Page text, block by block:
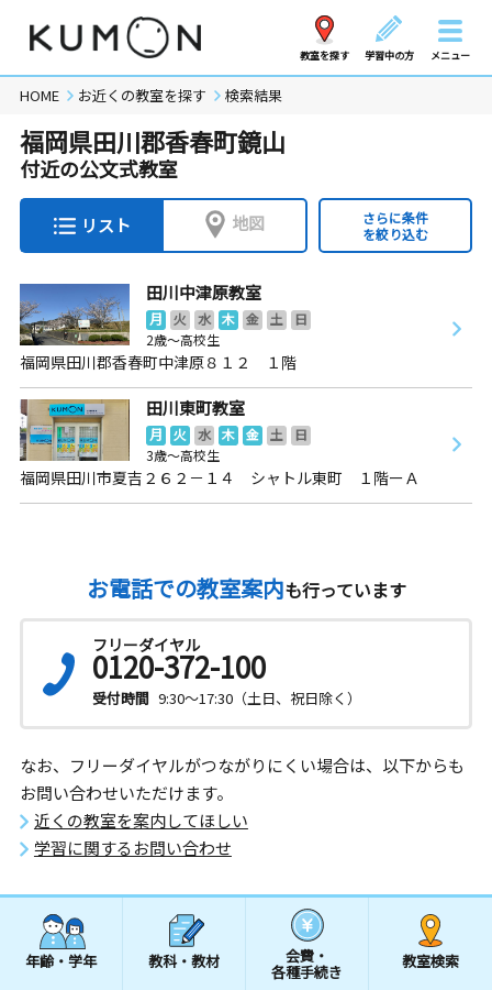
教室を探す 学習中の方 メニュー
HOME お近くの教室を探す 検索結果
福岡県田川郡香春町鏡山
付近の公文式教室
リスト 地図
さらに条件
を絞り込む
田川中津原教室
月 火 水 木 金 土
日
2歳～高校生
福岡県田川郡香春町中津原８１２ １階
田川東町教室
月 火 水 木 金 土
日
3歳～高校生
福岡県田川市夏吉２６２－１４ シャトル東町 １階ーＡ
お電話での教室案内も行っています
フリーダイヤル
0120-372-100
受付時間 9:30～17:30（土日、祝日除く）
なお、フリーダイヤルがつながりにくい場合は、以下からも
お問い合わせいただけます。
近くの教室を案内してほしい
学習に関するお問い合わせ
年齢・学年 教科・教材 会費・
各種手続き
教室検索